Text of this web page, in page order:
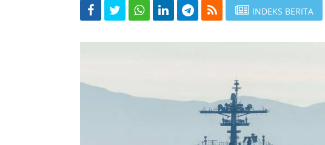
INDEKS BERITA